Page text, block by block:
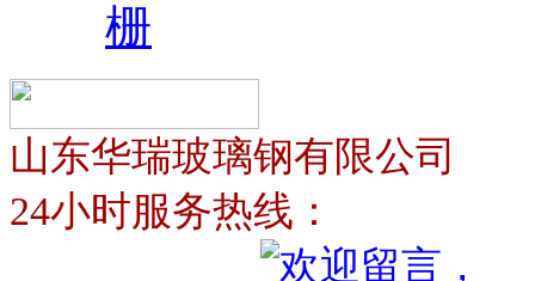
栅
山东华瑞玻璃钢有限公司
24小时服务热线：